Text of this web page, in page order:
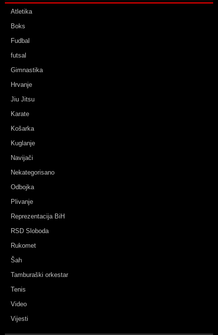
Atletika
Boks
Fudbal
futsal
Gimnastika
Hrvanje
Jiu Jitsu
Karate
Košarka
Kuglanje
Navijači
Nekategorisano
Odbojka
Plivanje
Reprezentacija BiH
RSD Sloboda
Rukomet
Šah
Tamburaški orkestar
Tenis
Video
Vijesti